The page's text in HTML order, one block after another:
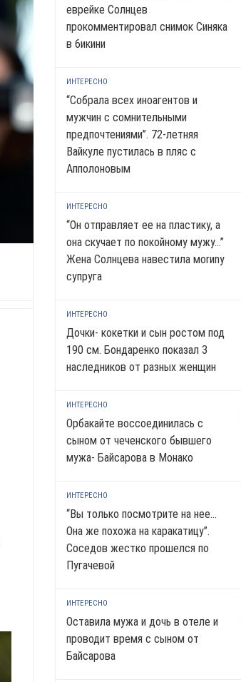
еврейке Солнцев
прокомментировал снимок Синяка
в 6икини
ИНТЕРЕСНО
“Собрала всех иноагентов и
мужчин с сомнительными
предпочтениями”. 72-летняя
Вайкуле пустилась в пляс с
Апполоновым
ИНТЕРЕСНО
“Он отправляет ее на пластику, а
она скучает по noкoйномy мужу…”
Жена Солнцева навестила моrиnу
супруга
ИНТЕРЕСНО
Дочки- кокетки и сын ростом под
190 см. Бондаренко показал 3
наследников от разных женщин
ИНТЕРЕСНО
Орбакайте воссоединилась с
сыном от чеченского бывшего
мужа- Байсарова в Монако
ИНТЕРЕСНО
“Вы только посмотрите на нее…
Она же похожа на каракатицу”.
Соседов жестко прошелся по
Пугачевой
ИНТЕРЕСНО
Оставила мужа и дочь в отеле и
проводит время с сыном от
Байсарова